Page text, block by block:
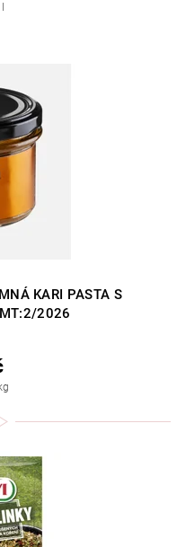
KARI PASTA S
2026